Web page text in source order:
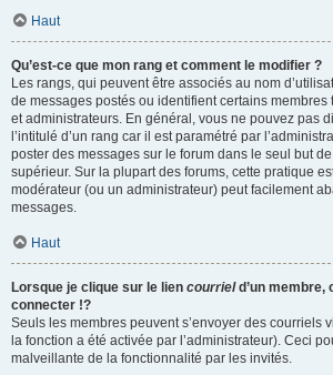
Haut
Qu’est-ce que mon rang et comment le modifier ?
Les rangs, qui peuvent être associés au nom
de messages postés ou identifient certains
et administrateurs. En général, vous ne pouvez pas
l’intitulé d’un rang car il est paramétré par
poster des messages sur le forum dans le seul but
supérieur. Sur la plupart des forums, cette pratique
modérateur (ou un administrateur) peut facilement
messages.
Haut
Lorsque je clique sur le lien courrield’un membre,
connecter !?
Seuls les membres peuvent s’envoyer des courriels
la fonction a été activée par l’administrateur). Ceci
malveillante de la fonctionnalité par les invités.